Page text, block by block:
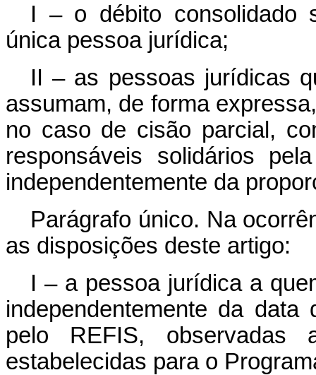
I – o débito consolidado
única pessoa jurídica;
II – as pessoas jurídicas
assumam, de forma
no caso de cisão parcial,
responsáveis solidários
independentemente da
Parágrafo único. Na
as disposições deste artigo:
I – a pessoa jurídica a
independentemente da
pelo REFIS, observadas
estabelecidas para o